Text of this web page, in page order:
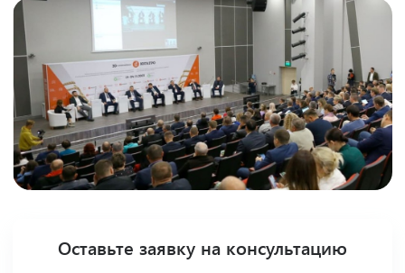
Оставьте заявку на консультацию